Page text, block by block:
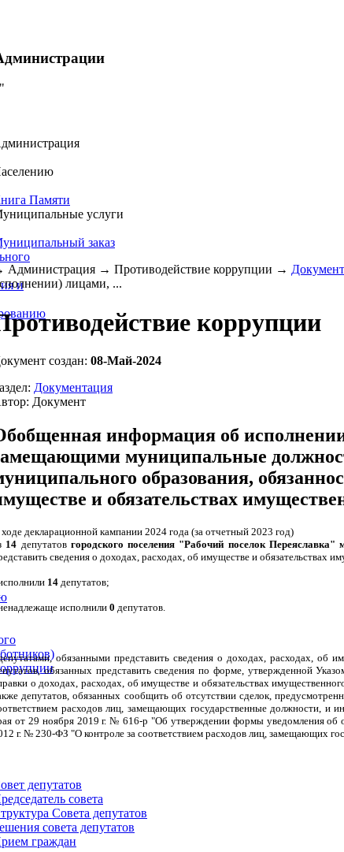
и
Памяти
услуги
заказ
Администрация → Противодействие коррупции →
лицами, ...
коррупции
создан: 08-Май-2024
Документация
Документ
информация об
муниципальные
образования,
и обязательствах
декларационной кампании 2024 года (за отчетный 2023 год)
14 депутатов городского поселения "Рабочий поселок
сведения о доходах, расходах, об имуществе и обязательствах
14 депутатов;
исполнили0 депутатов.
обязанными представить сведения о доходах, расходах, об
обязанных представить сведения по форме, утвержденной
о доходах, расходах, об имуществе и обязательствах
депутатов, обязанных сообщить об отсутствии сделок,
расходов лиц, замещающих государственные должности,
от 29 ноября 2019 г. № 616-р "Об утверждении формы уведомления об
г. № 230-ФЗ "О контроле за соответствием расходов лиц, замещающих
депутатов
совета
Совета депутатов
совета депутатов
граждан